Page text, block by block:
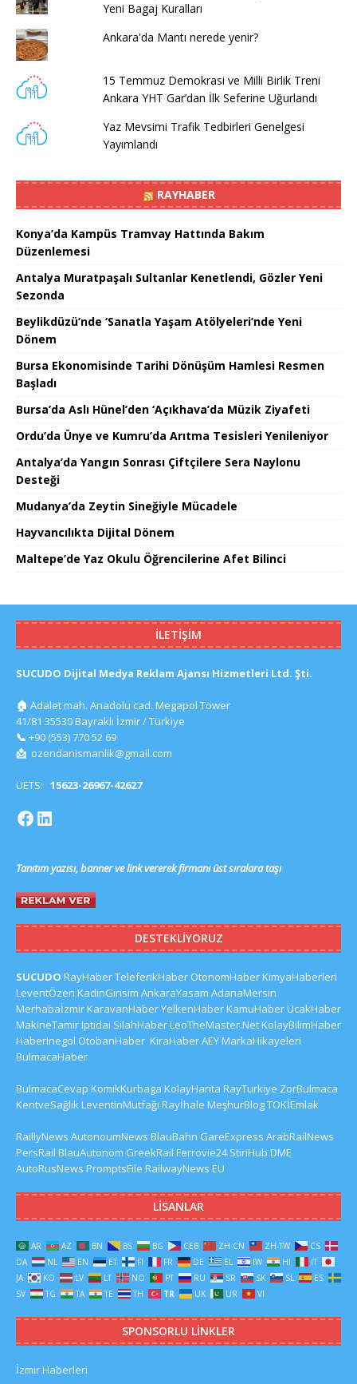
Yeni Bagaj Kuralları
Ankara'da Mantı nerede yenir?
15 Temmuz Demokrasi ve Milli Birlik Treni
Ankara YHT Gar’dan İlk Seferine Uğurlandı
Yaz Mevsimi Trafik Tedbirleri Genelgesi
Yayımlandı
RAYHABER
Konya’da Kampüs Tramvay Hattında Bakım
Düzenlemesi
Antalya Muratpaşalı Sultanlar Kenetlendi, Gözler Yeni
Sezonda
Beylikdüzü’nde ‘Sanatla Yaşam Atölyeleri’nde Yeni
Dönem
Bursa Ekonomisinde Tarihi Dönüşüm Hamlesi Resmen
Başladı
Bursa’da Aslı Hünel’den ‘Açıkhava’da Müzik Ziyafeti
Ordu’da Ünye ve Kumru’da Arıtma Tesisleri Yenileniyor
Antalya’da Yangın Sonrası Çiftçilere Sera Naylonu
Desteği
Mudanya’da Zeytin Sineğiyle Mücadele
Hayvancılıkta Dijital Dönem
Maltepe’de Yaz Okulu Öğrencilerine Afet Bilinci
İLETIŞIM
SUCUDO Dijital Medya Reklam Ajansı Hizmetleri Ltd. Şti.
🏠 Adalet mah. Anadolu cad. Megapol Tower
41/81 35530 Bayraklı İzmir / Türkiye
📞 +90 (553) 770 52 69
📩 ozendanismanlik@gmail.com
UETS: 15623-26967-42627
Tanıtım yazısı, banner ve link vererek firmanı üst sıralara taşı
DESTEKLIYORUZ
SUCUDO RayHaberTeleferikHaber OtonomHaberKimyaHaberleri
LeventÖzen KadinGirisim AnkaraYasam AdanaMersin
MerhabaİzmirKaravanHaberYelkenHaberKamuHaberUcakHaber
MakineTamirIptidai SilahHaberLeoTheMaster.NetKolayBilimHaber
HaberInegol OtobanHaber KiraHaberAEYMarkaHikayeleri
BulmacaHaber
BulmacaCevap KomikKurbaga KolayHarita RayTurkiye ZorBulmaca
KentveSağlıkLeventinMutfağı Rayİhale MeşhurBlogTOKİEmlak
RaillyNews AutonoumNews BlauBahn GareExpress ArabRailNews
PersRail BlauAutonom GreekRail Ferrovie24 StiriHub DME
AutoRusNews PromptsFile RailwayNews EU
LISANLAR
AR AZ BN BS BG CEB ZH-CN ZH-TW
CS
DA
NL EN ET FI FR DE EL IW HI
IT
JA
KO LV LT NO PT RU SR SK SL
ES
SV
TG TA TE TH TR UK UR VI
SPONSORLU LINKLER
İzmir Haberleri